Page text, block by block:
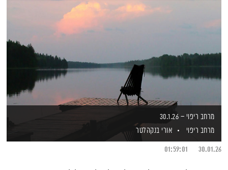
מרחב ריפוי – 30.1.26
מרחב ריפוי
אורי בנקהלטר
30.01.26
01:59:01